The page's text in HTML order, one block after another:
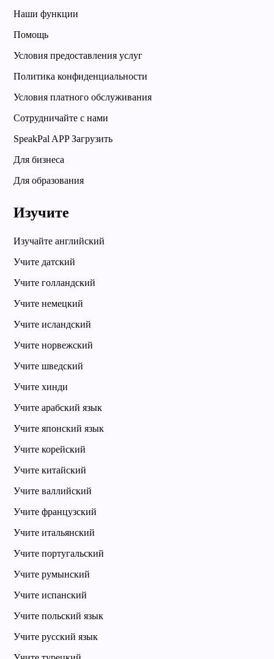
Наши функции
Помощь
Условия предоставления услуг
Политика конфиденциальности
Условия платного обслуживания
Сотрудничайте с нами
SpeakPal APP Загрузить
Для бизнеса
Для образования
Изучите
Изучайте английский
Учите датский
Учите голландский
Учите немецкий
Учите исландский
Учите норвежский
Учите шведский
Учите хинди
Учите арабский язык
Учите японский язык
Учите корейский
Учите китайский
Учите валлийский
Учите французский
Учите итальянский
Учите португальский
Учите румынский
Учите испанский
Учите польский язык
Учите русский язык